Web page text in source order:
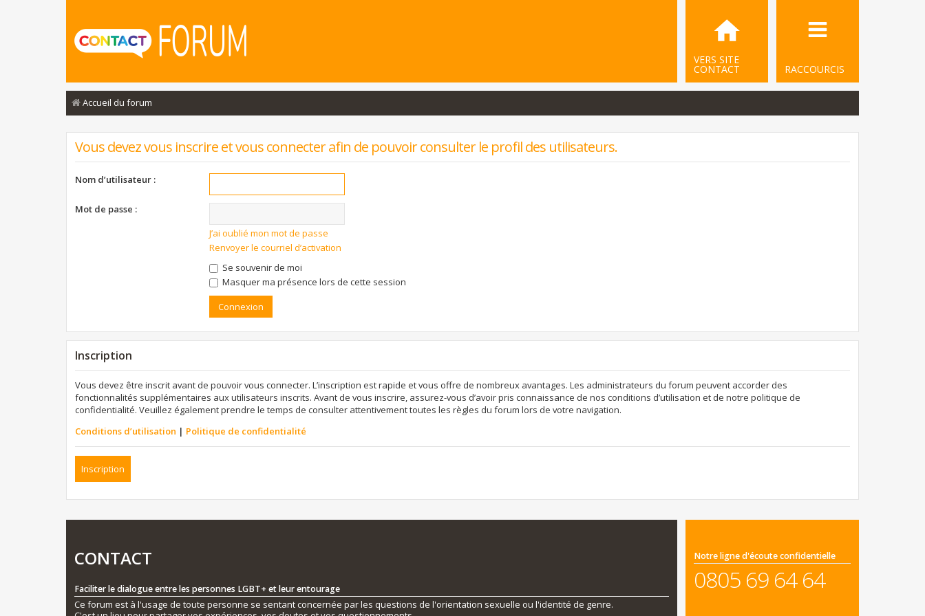
RACCOURCIS
VERS SITE
CONTACT
Accueil du forum
Vous devez vous inscrire et vous connecter afin de pouvoir consulter le profil des utilisateurs.
Nom d’utilisateur :
Mot de passe :
J’ai oublié mon mot de passe
Renvoyer le courriel d’activation
Se souvenir de moi
Masquer ma présence lors de cette session
Inscription
Vous devez être inscrit avant de pouvoir vous connecter. L’inscription est rapide et vous offre de nombreux avantages. Les administrateurs du forum peuvent accorder des
fonctionnalités supplémentaires aux utilisateurs inscrits. Avant de vous inscrire, assurez-vous d’avoir pris connaissance de nos conditions d’utilisation et de notre politique de
confidentialité. Veuillez également prendre le temps de consulter attentivement toutes les règles du forum lors de votre navigation.
Conditions d’utilisation | Politique de confidentialité
Inscription
CONTACT
Faciliter le dialogue entre les personnes LGBT+ et leur entourage
Ce forum est à l'usage de toute personne se sentant concernée par les questions de l'orientation sexuelle ou l'identité de genre.
Notre ligne d'écoute confidentielle
0805 69 64 64